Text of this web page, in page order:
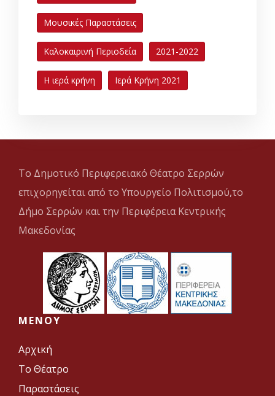
Μουσικές Παραστάσεις
Καλοκαιρινή Περιοδεία 2021-2022
Η ιερά κρήνη Ιερά Κρήνη 2021
Το Δημοτικό Περιφερειακό Θέατρο Σερρών
επιχορηγείται από το Υπουργείο Πολιτισμού,το
Δήμο Σερρών και την Περιφέρεια Κεντρικής
Μακεδονίας
MENOY
Αρχική
Το Θέατρο
Παραστάσεις